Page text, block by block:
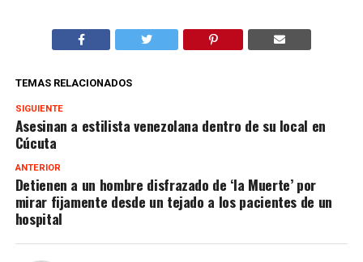
TEMAS RELACIONADOS
SIGUIENTE
Asesinan a estilista venezolana dentro de su local en
Cúcuta
ANTERIOR
Detienen a un hombre disfrazado de ‘la Muerte’ por
mirar fijamente desde un tejado a los pacientes de un
hospital